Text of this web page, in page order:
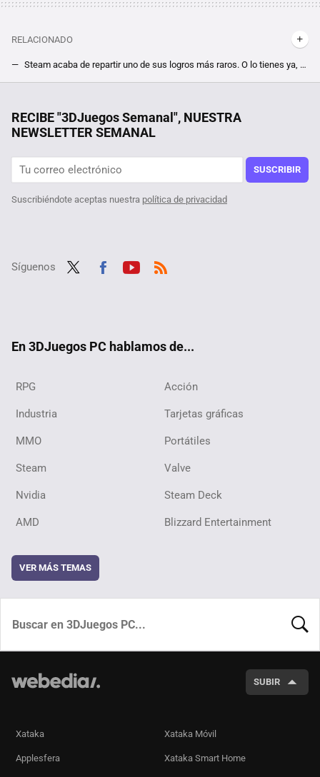
RELACIONADO
Steam acaba de repartir uno de sus logros más raros. O lo tienes ya, o no lo olerás hasta 2026
Shantae Half Genie Hero es el primer metroidvania de la saga que dio el salto a PC y rebosa jugabilidad y carisma por todos sus píxeles
RECIBE "3DJuegos Semanal", NUESTRA
NEWSLETTER SEMANAL
SUSCRIBIR
Suscribiéndote aceptas nuestra política de privacidad
Síguenos
En 3DJuegos PC hablamos de...
RPG Acción
Industria Tarjetas gráficas
MMO Portátiles
Steam Valve
Nvidia Steam Deck
AMD Blizzard Entertainment
VER MÁS TEMAS
SUBIR
Xataka Xataka Móvil
Applesfera Xataka Smart Home